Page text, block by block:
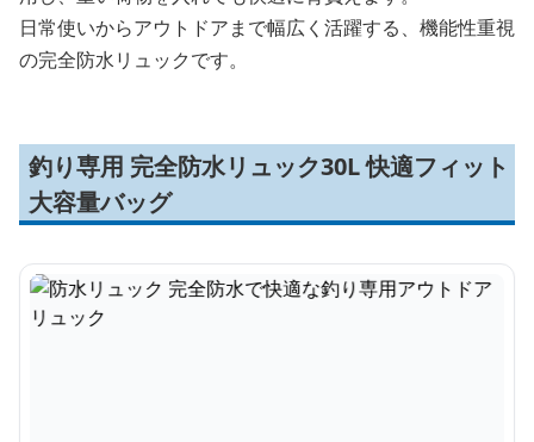
日常使いからアウトドアまで幅広く活躍する、機能性重視
の完全防水リュックです。
釣り専用 完全防水リュック30L 快適フィット
大容量バッグ